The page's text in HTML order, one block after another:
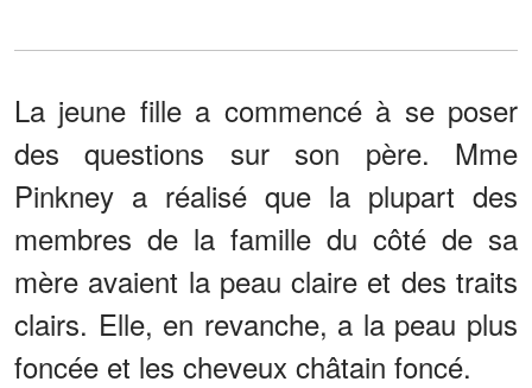
La jeune fille a commencé à se poser
des questions sur son père. Mme
Pinkney a réalisé que la plupart des
membres de la famille du côté de sa
mère avaient la peau claire et des traits
clairs. Elle, en revanche, a la peau plus
foncée et les cheveux châtain foncé.